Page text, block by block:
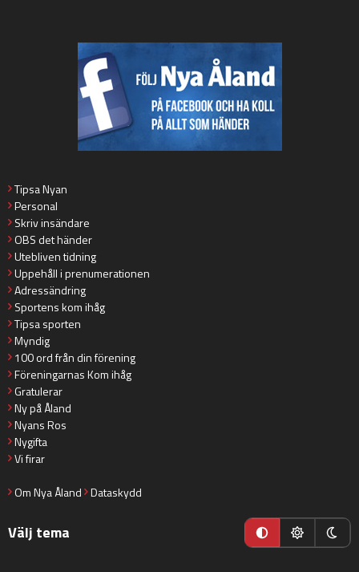
Tipsa Nyan
Personal
Skriv insändare
OBS det händer
Utebliven tidning
Uppehåll i prenumerationen
Adressändring
Sportens kom ihåg
Tipsa sporten
Myndig
100 ord från din förening
Föreningarnas Kom ihåg
Gratulerar
Ny på Åland
Nyans Ros
Nygifta
Vi firar
Om Nya Åland Dataskydd
Välj tema